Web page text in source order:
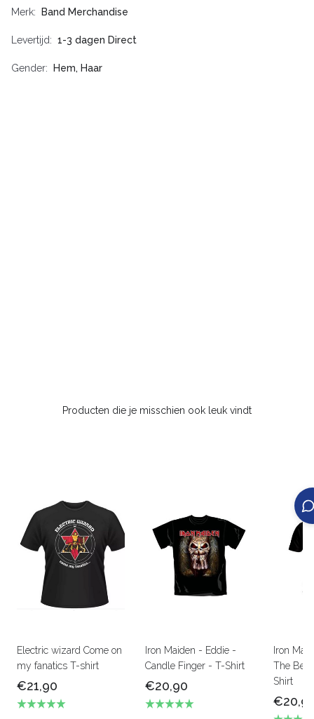
Merk Band Merchandise
Levertijd 1-3 dagen Direct
Gender Hem, Haar
Producten die je misschien ook leuk vindt
Electric wizard Come on
my fanatics T-shirt
€21,90
Iron Maiden - Eddie -
Candle Finger - T-Shirt
€20,90
Iron
The
Shirt